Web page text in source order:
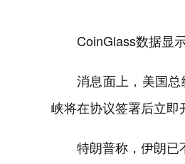
CoinGlass数据显
消息面上，美国
峡将在协议签署后立即
特朗普称，伊朗已